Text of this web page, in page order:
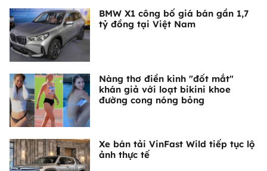
BMW X1 công bố giá bán gần 1,7
tỷ đồng tại Việt Nam
Nàng thơ điền kinh "đốt mắt"
khán giả với loạt bikini khoe
đường cong nóng bỏng
Xe bán tải VinFast Wild tiếp tục lộ
ảnh thực tế